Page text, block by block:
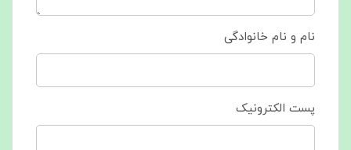
نام و نام خانوادگی
پست الکترونیک